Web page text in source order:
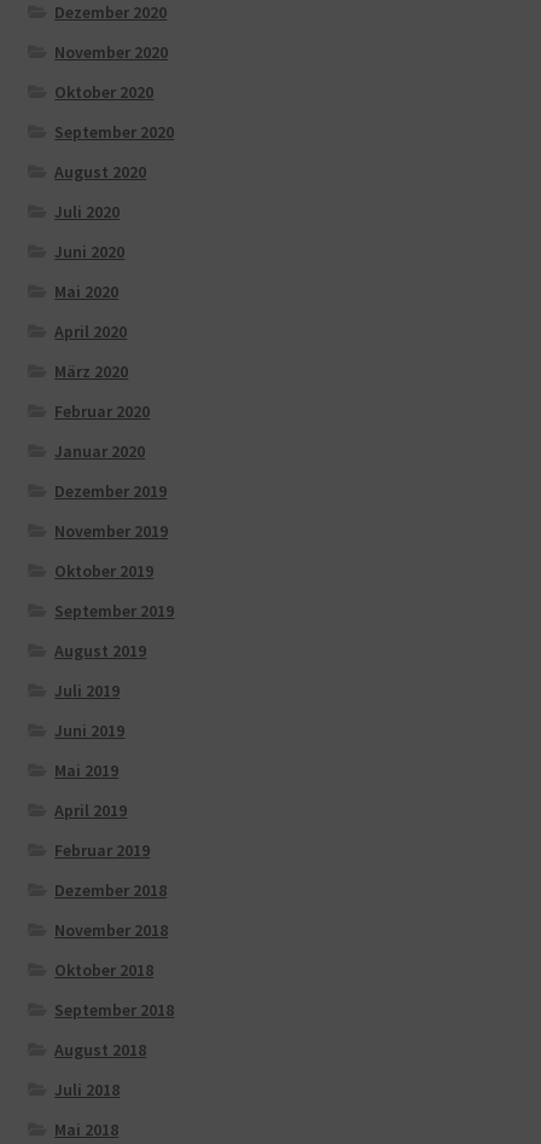
Dezember 2020
November 2020
Oktober 2020
September 2020
August 2020
Juli 2020
Juni 2020
Mai 2020
April 2020
März 2020
Februar 2020
Januar 2020
Dezember 2019
November 2019
Oktober 2019
September 2019
August 2019
Juli 2019
Juni 2019
Mai 2019
April 2019
Februar 2019
Dezember 2018
November 2018
Oktober 2018
September 2018
August 2018
Juli 2018
Mai 2018